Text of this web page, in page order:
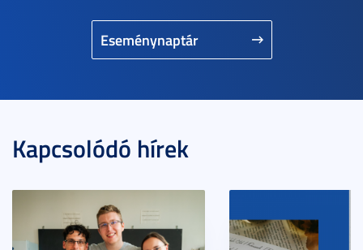
Eseménynaptár
Kapcsolódó hírek